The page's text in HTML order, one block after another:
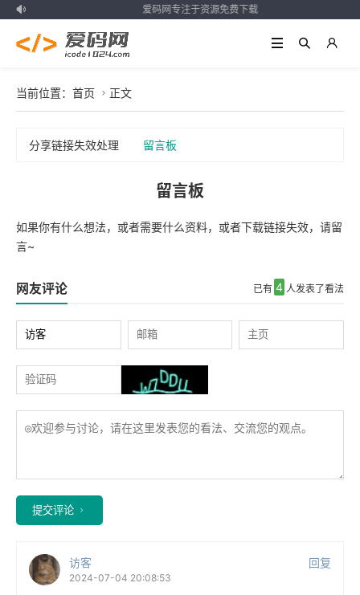
 爱码网专注于资源免费下载
当前位置： 首页  正文
分享链接失效处理 留言板
留言板
如果你有什么想法，或者需要什么资料，或者下载链接失效，请留
言~
网友评论 已有 4 人发表了看法
提交评论
访客 回复
2024-07-04 20:08:53